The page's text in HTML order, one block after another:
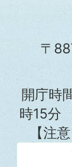
〒
開庁時
時15分
【注